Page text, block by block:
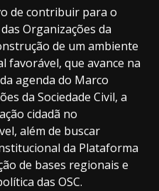
de contribuir para o
Organizações da
de um ambiente
favorável, que avance na
agenda do Marco
da Sociedade Civil, a
cidadã no
além de buscar
da Plataforma
de bases regionais e
das OSC.